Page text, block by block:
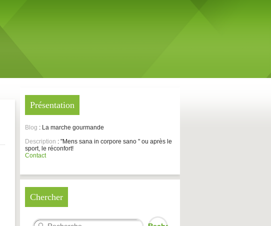
Présentation
Blog : La marche gourmande
Description : "Mens sana in corpore sano " ou après le
sport, le réconfort!
Contact
Chercher